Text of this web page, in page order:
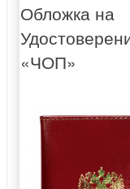
Обложка на
«ЧОП»